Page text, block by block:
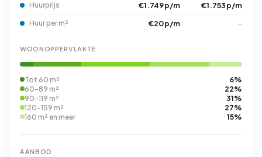
Huurprijs €1.749 p/m €1.753 p/m
Huur per m² €20 p/m –
WOONOPPERVLAKTE
Tot 60 m² 6%
60-89 m² 22%
90-119 m² 31%
120-159 m² 27%
160 m² en meer 15%
AANBOD